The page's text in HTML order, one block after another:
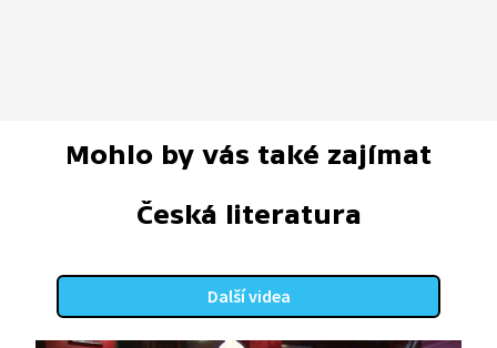
Mohlo by vás také zajímat
Česká literatura
Další videa